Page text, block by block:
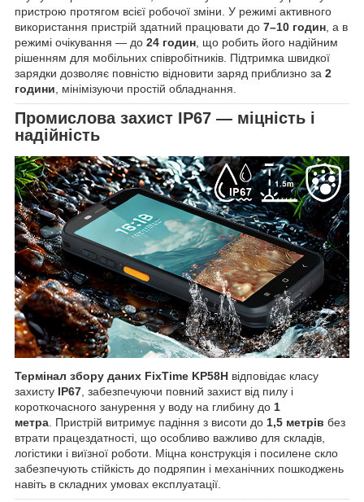
пристрою протягом всієї робочої зміни. У режимі активного
використання пристрій здатний працювати до 7–10 годин , а в
режимі очікування — до 24 годин , що робить його надійним
рішенням для мобільних співробітників. Підтримка швидкої
зарядки дозволяє повністю відновити заряд приблизно за 2
години , мінімізуючи простій обладнання.
Промислова захист IP67 — міцність і
надійність
Термінал збору даних FixTime KP58H відповідає класу
захисту IP67 , забезпечуючи повний захист від пилу і
короткочасного занурення у воду на глибину до 1
метра . Пристрій витримує падіння з висоти до 1,5 метрів без
втрати працездатності, що особливо важливо для складів,
логістики і виїзної роботи. Міцна конструкція і посилене скло
забезпечують стійкість до подряпин і механічних пошкоджень
навіть в складних умовах експлуатації.